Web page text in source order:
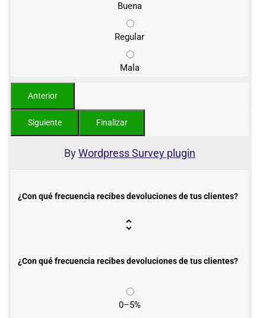
Buena
Regular
Mala
ByWordpress Survey plugin
¿Con qué frecuencia recibes devoluciones de tus clientes?
¿Con qué frecuencia recibes devoluciones de tus clientes?
0–5%